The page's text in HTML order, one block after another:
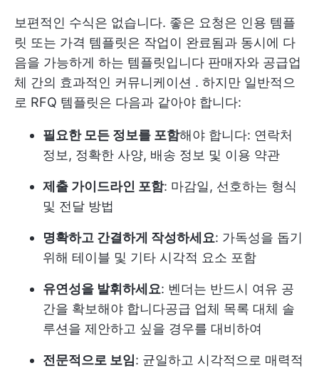
보편적인 수식은 없습니다. 좋은 요청은 인용 템플
릿 또는 가격 템플릿은 작업이 완료됨과 동시에 다
음을 가능하게 하는 템플릿입니다 판매자와 공급업
체 간의 효과적인 커뮤니케이션 . 하지만 일반적으
로 RFQ 템플릿은 다음과 같아야 합니다:
필요한 모든 정보를 포함해야 합니다: 연락처
정보, 정확한 사양, 배송 정보 및 이용 약관
제출 가이드라인 포함: 마감일, 선호하는 형식
및 전달 방법
명확하고 간결하게 작성하세요: 가독성을 돕기
위해 테이블 및 기타 시각적 요소 포함
유연성을 발휘하세요: 벤더는 반드시 여유 공
간을 확보해야 합니다공급 업체 목록 대체 솔
루션을 제안하고 싶을 경우를 대비하여
전문적으로 보임 : 균일하고 시각적으로 매력적